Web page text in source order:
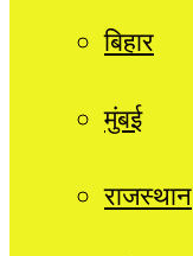
बिहार
मुंबई
राजस्थान